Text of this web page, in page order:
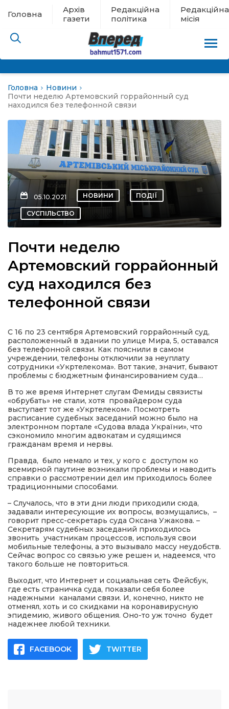
Головна
Архів
газети
Редакційна
політика
Редакційна
місія
евакуації
новини
політика
місія
Головна
Новини
Почти неделю Артемовский горрайонный суд
находился без телефонной связи
05.10.2021 НОВИНИ ПОДІЇ
СУСПІЛЬСТВО
Почти неделю
Артемовский горрайонный
суд находился без
телефонной связи
С 16 по 23 сентября Артемовский горрайонный суд,
расположенный в здании по улице Мира, 5, оставался
без телефонной связи. Как пояснили в самом
учреждении, телефоны отключили за неуплату
сотрудники «Укртелекома». Вот такие, значит, бывают
проблемы с бюджетным финансированием суда…
В то же время Интернет слугам Фемиды связисты
«обрубать» не стали, хотя провайдером суда
выступает тот же «Укртелеком». Посмотреть
расписание судебных заседаний можно было на
электронном портале «Судова влада України», что
сэкономило многим адвокатам и судящимся
гражданам время и нервы.
Правда, было немало и тех, у кого с доступом ко
всемирной паутине возникали проблемы и наводить
справки о рассмотрении дел им приходилось более
традиционными способами.
– Случалось, что в эти дни люди приходили сюда,
задавали интересующие их вопросы, возмущались, –
говорит пресс-секретарь суда Оксана Ужакова. –
Секретарям судебных заседаний приходилось
звонить участникам процессов, используя свои
мобильные телефоны, а это вызывало массу неудобств.
Сейчас вопрос со связью уже решен и, надеемся, что
такого больше не повториться.
Выходит, что Интернет и социальная сеть Фейсбук,
где есть страничка суда, показали себя более
надежными каналами связи. И, конечно, никто не
отменял, хоть и со скидками на коронавирусную
эпидемию, живого общения. Оно-то уж точно будет
надежнее любой техники.
FACEBOOK TWITTER